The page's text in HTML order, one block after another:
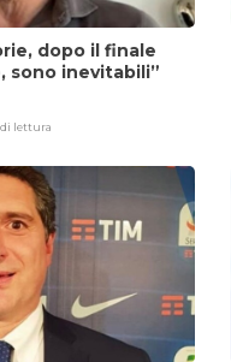
dopo il finale
sono inevitabili”
lettura